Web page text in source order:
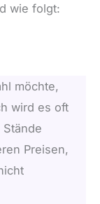
wie folgt:
möchte,
wird es oft
Preisen,